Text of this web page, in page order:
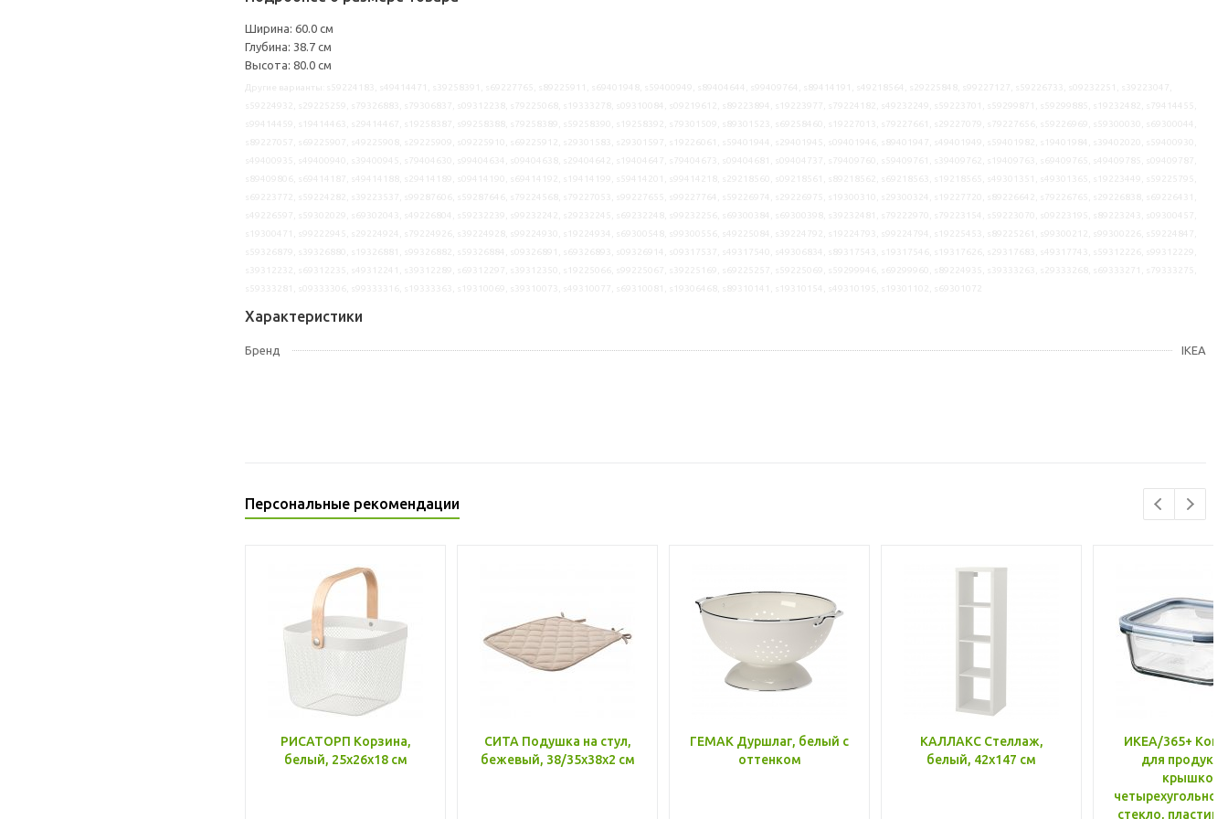
Ширина: 60.0 см
Глубина: 38.7 см
Высота: 80.0 см
Характеристики
Бренд IKEA
Персональные рекомендации
РИСАТОРП Корзина,
белый, 25x26x18 см
СИТА Подушка на стул,
бежевый, 38/35x38x2 см
ГЕМАК Дуршлаг, белый с
оттенком
КАЛЛАКС Стеллаж,
белый, 42x147 см
ИКЕА/365+
для
крышкой,
стекло, пластик